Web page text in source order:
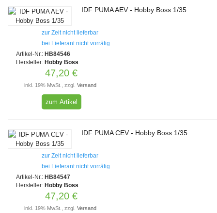
IDF PUMA AEV - Hobby Boss 1/35
zur Zeit nicht lieferbar
bei Lieferant nicht vorrätig
Artikel-Nr.:HB84546
Hersteller:Hobby Boss
47,20 €
inkl. 19% MwSt., zzgl. Versand
zum Artikel
IDF PUMA CEV - Hobby Boss 1/35
zur Zeit nicht lieferbar
bei Lieferant nicht vorrätig
Artikel-Nr.:HB84547
Hersteller:Hobby Boss
47,20 €
inkl. 19% MwSt., zzgl. Versand